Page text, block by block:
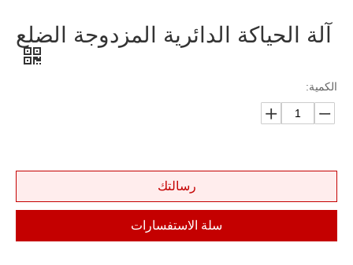
آلة الحياكة الدائرية المزدوجة الضلع
الكمية:
رسالتك
سلة الاستفسارات